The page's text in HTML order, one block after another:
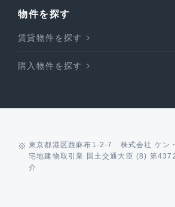
物件を探す
賃貸物件を探す
購入物件を探す
東京都港区西麻布1-2-7 株式会社 ケン
宅地建物取引業 国土交通大臣 (8) 第
介